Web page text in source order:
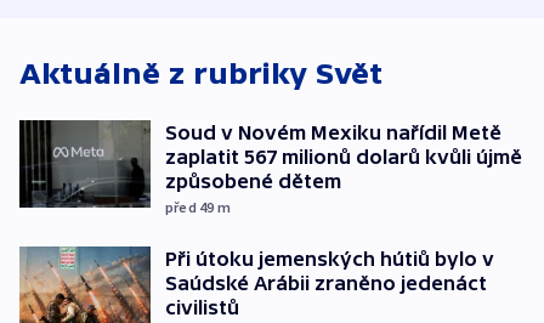
Aktuálně z rubriky Svět
Soud v Novém Mexiku nařídil Metě
zaplatit 567 milionů dolarů kvůli újmě
způsobené dětem
před 49 m
Při útoku jemenských hútiů bylo v
Saúdské Arábii zraněno jedenáct
civilistů